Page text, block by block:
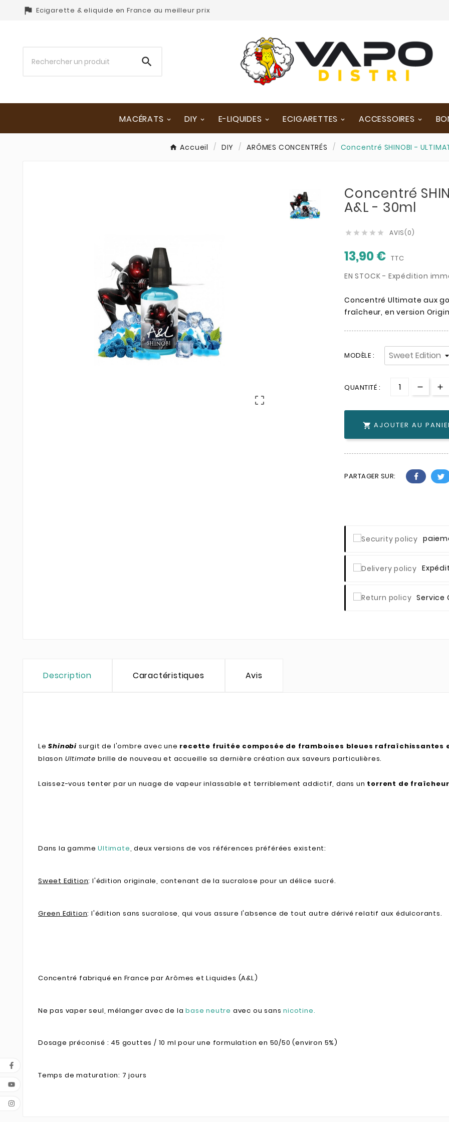
 Ecigarette & eliquide en France au meilleur prix

MACÉRATS DIY E-LIQUIDES ECIGARETTES ACCESSOIRES
Accueil DIY ARÔMES CONCENTRÉS Concentré SHINOBI -

Concentré
A&L - 30ml
     AVIS(0)
13,90 € TTC
EN STOCK - Expédition
Concentré Ultimate aux
fraîcheur, en version
MODÈLE :
QUANTITÉ :
 AJOUTER AU
PARTAGER SUR:
Service
Description Caractéristiques Avis
LeShinobi surgit de l'ombre avec une recette fruitée composée de framboises bleues rafraîchissantes
blason Ultimate brille de nouveau et accueille sa dernière création aux saveurs particulières.
Laissez-vous tenter par un nuage de vapeur inlassable et terriblement addictif, dans un torrent de fraîcheur
Dans la gammeUltimate, deux versions de vos références préférées existent:
Sweet Edition: l'édition originale, contenant de la sucralose pour un délice sucré.
Green Edition: l'édition sans sucralose, qui vous assure l'absence de tout autre dérivé relatif aux édulcorants.
Concentré fabriqué en France par Arômes et Liquides (A&L)
Ne pas vaper seul, mélanger avec de labase neutre avec ou sans nicotine.
Dosage préconisé : 45 gouttes / 10 ml pour une formulation en 50/50 (environ 5%)
Temps de maturation: 7 jours